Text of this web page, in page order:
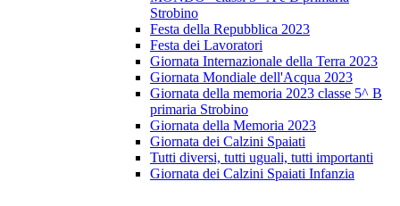
Strobino
Festa della Repubblica 2023
Festa dei Lavoratori
Giornata Internazionale della Terra 2023
Giornata Mondiale dell'Acqua 2023
Giornata della memoria 2023 classe 5^ B
primaria Strobino
Giornata della Memoria 2023
Giornata dei Calzini Spaiati
Tutti diversi, tutti uguali, tutti importanti
Giornata dei Calzini Spaiati Infanzia